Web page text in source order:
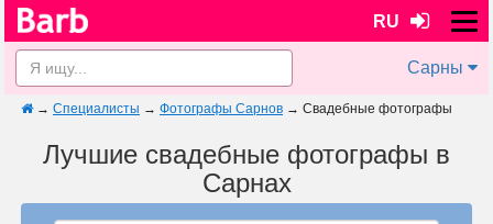
RU
Сарны
→ Специалисты → Фотографы Сарнов → Свадебные фотографы
Лучшие свадебные фотографы в
Сарнах